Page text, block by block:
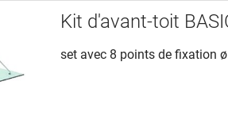
Kit d'avant-toit
set avec 8 points de fixation